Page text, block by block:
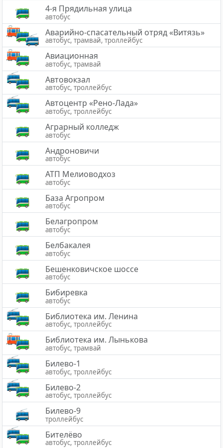
4-я Прядильная улица
автобус
Аварийно-спасательный отряд «Витязь»
автобус, трамвай, троллейбус
Авиационная
автобус, трамвай
Автовокзал
автобус, троллейбус
Автоцентр «Рено-Лада»
автобус, троллейбус
Аграрный колледж
автобус
Андроновичи
автобус
АТП Мелиоводхоз
автобус
База Агропром
автобус
Белагропром
автобус
Белбакалея
автобус
Бешенковичское шоссе
автобус
Бибиревка
автобус
Библиотека им. Ленина
автобус, троллейбус
Библиотека им. Лынькова
автобус, трамвай
Билево-1
автобус, троллейбус
Билево-2
автобус, троллейбус
Билево-9
троллейбус
Бителёво
автобус, троллейбус